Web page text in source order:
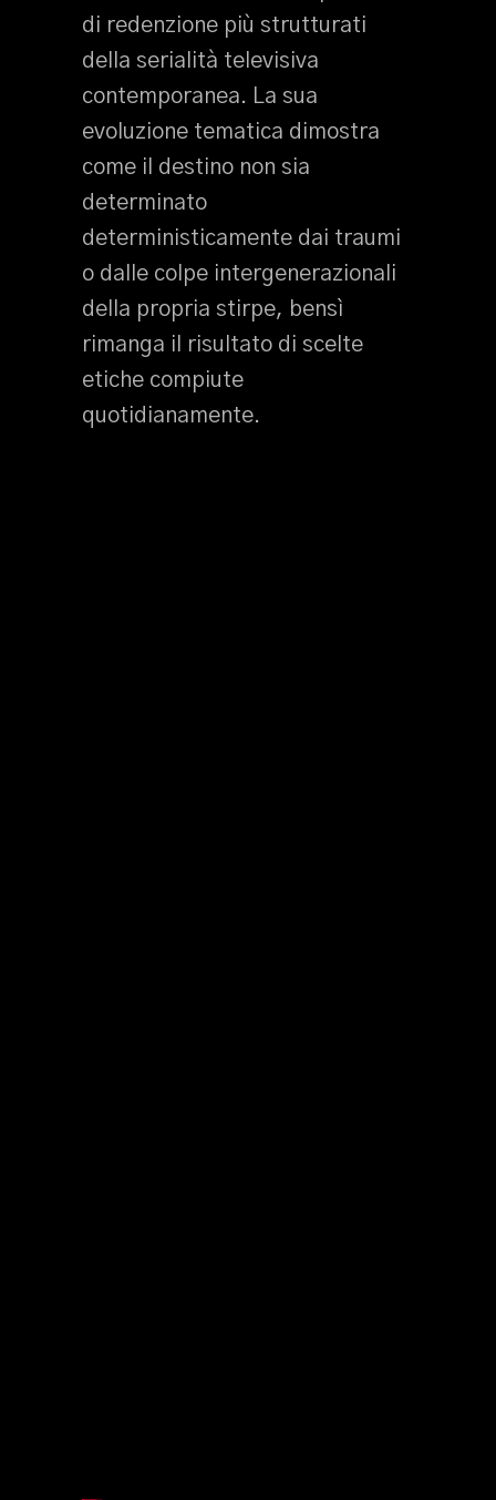
di redenzione più strutturati
della serialità televisiva
contemporanea. La sua
evoluzione tematica dimostra
come il destino non sia
determinato
deterministicamente dai traumi
o dalle colpe intergenerazionali
della propria stirpe, bensì
rimanga il risultato di scelte
etiche compiute
quotidianamente.